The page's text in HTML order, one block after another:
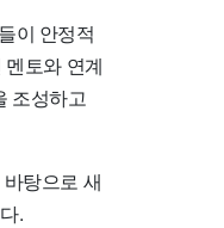
이 안정적
토와 연계
조성하고
탕으로 새
.